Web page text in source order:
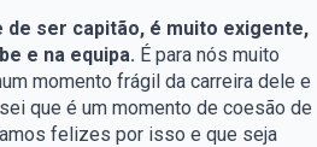
de ser capitão, é muito exigente,
e na equipa. É para nós muito
momento frágil da carreira dele e
que é um momento de coesão de
felizes por isso e que seja